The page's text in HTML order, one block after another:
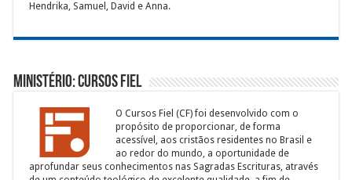
Hendrika, Samuel, David e Anna.
Ministério: Cursos Fiel
O Cursos Fiel (CF) foi desenvolvido com o
propósito de proporcionar, de forma
acessível, aos cristãos residentes no Brasil e
ao redor do mundo, a oportunidade de
aprofundar seus conhecimentos nas Sagradas Escrituras, através